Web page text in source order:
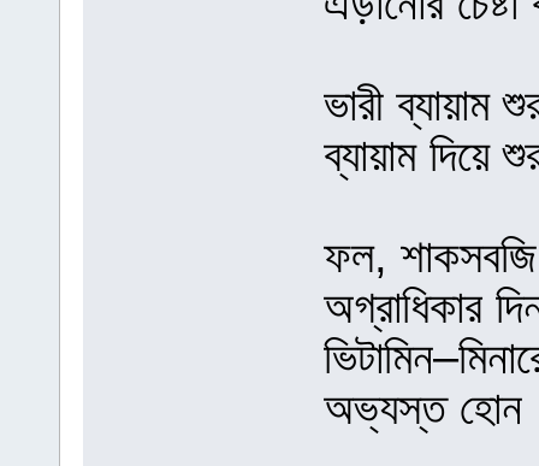
ভারী ব্যায়াম
ব্যায়াম
ফল,
অগ্রাধিকার
অভ্যস্ত